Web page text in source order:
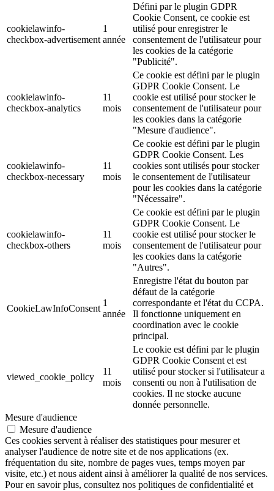
cookielawinfo-
checkbox-advertisement
1
année
Défini par le plugin GDPR
Cookie Consent, ce cookie est
utilisé pour enregistrer le
consentement de l'utilisateur pour
les cookies de la catégorie
"Publicité".
cookielawinfo-
checkbox-analytics
11
mois
Ce cookie est défini par le plugin
GDPR Cookie Consent. Le
cookie est utilisé pour stocker le
consentement de l'utilisateur pour
les cookies dans la catégorie
"Mesure d'audience".
cookielawinfo-
checkbox-necessary
11
mois
Ce cookie est défini par le plugin
GDPR Cookie Consent. Les
cookies sont utilisés pour stocker
le consentement de l'utilisateur
pour les cookies dans la catégorie
"Nécessaire".
cookielawinfo-
checkbox-others
11
mois
Ce cookie est défini par le plugin
GDPR Cookie Consent. Le
cookie est utilisé pour stocker le
consentement de l'utilisateur pour
les cookies dans la catégorie
"Autres".
CookieLawInfoConsent
1
année
Enregistre l'état du bouton par
défaut de la catégorie
correspondante et l'état du CCPA.
Il fonctionne uniquement en
coordination avec le cookie
principal.
viewed_cookie_policy
11
mois
Le cookie est défini par le plugin
GDPR Cookie Consent et est
utilisé pour stocker si l'utilisateur a
consenti ou non à l'utilisation de
cookies. Il ne stocke aucune
donnée personnelle.
Mesure d'audience
Mesure d'audience
Ces cookies servent à réaliser des statistiques pour mesurer et
analyser l'audience de notre site et de nos applications (ex.
fréquentation du site, nombre de pages vues, temps moyen par
visite, etc.) et nous aident ainsi à améliorer la qualité de nos services.
Pour en savoir plus, consultez nos politiques de confidentialité et